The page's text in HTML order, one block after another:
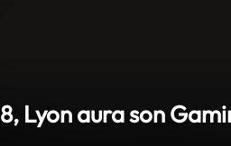
Lyon aura son